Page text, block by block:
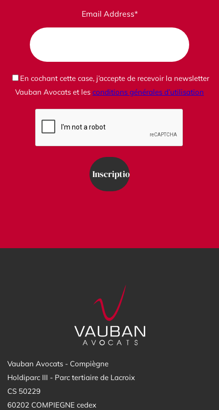
Email Address*
En cochant cette case, j’accepte de recevoir la newsletter
Vauban Avocats et les conditions générales d’utilisation
Vauban Avocats - Compiègne
Holdiparc III - Parc tertiaire de Lacroix
CS 50229
60202 COMPIEGNE cedex